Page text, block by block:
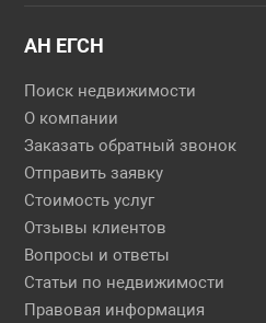
АН ЕГСН
Поиск недвижимости
О компании
Заказать обратный звонок
Отправить заявку
Стоимость услуг
Отзывы клиентов
Вопросы и ответы
Статьи по недвижимости
Правовая информация